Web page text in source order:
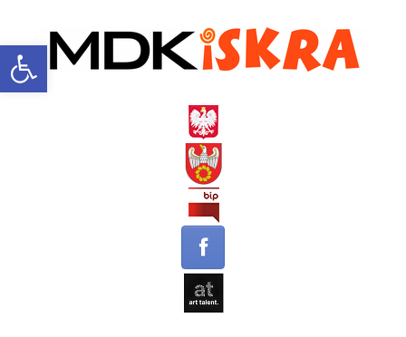
Open toolbar